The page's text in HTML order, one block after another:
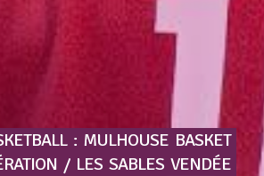
: MULHOUSE BASKET
/ LES SABLES VENDÉE